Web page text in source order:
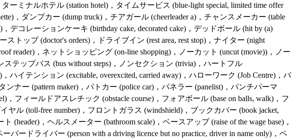
ーミナルホテル (station hotel)，タイムサービス (blue-light special, limited time offer
，ダンプカー (dump truck)，チアガール (cheerleader a)，チャンスメーカー (table
デコレーションケーキ (birthday cake, decorated cake)，デッドボール (hit by (a)
トップ (doctor's orders)，ドライブイン (rest area, rest stop)，ナイター (night
reader)，ネットショッピング (on-line shopping)，ノーカット (uncut (movie))，ノー
テップバス (bus without steps)，ノンセクション (trivia)，ハートフル
ハイテンション (excitable, overexcited, carried away)，ハローワーク (Job Centre)，バ
ナー (pattern maker)，パトカー (police car)，パネラー (panelist)，パンチパーマ
，フィールドアスレチック (obstacle course)，フォアボール (base on balls, walk)，フ
ヤル (toll-free number)，フロントガラス (windshield)，ブックカバー (book jacket,
，ヘルスメーター (bathroom scale)，ベースアップ (raise of the wage base)，
ードライバー (person with a driving licence but no practice, driver in name only)，ペ